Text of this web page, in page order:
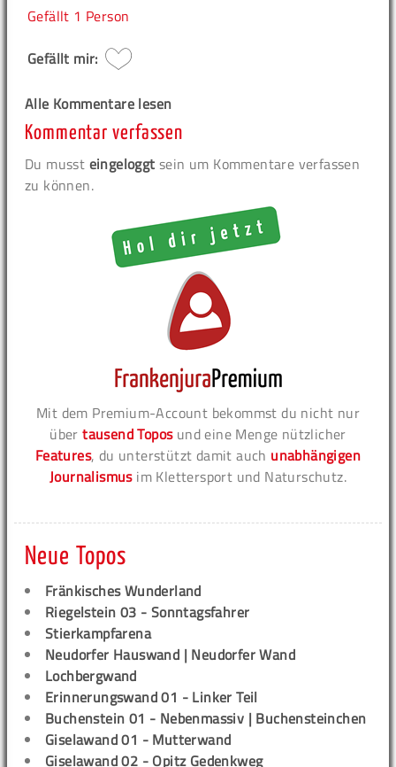
Gefällt 1 Person
Gefällt mir:
Alle Kommentare lesen
Kommentar verfassen
Du musst eingeloggt sein um Kommentare verfassen
zu können.
Mit dem Premium-Account bekommst du nicht nur
übertausend Toposund eine Menge nützlicher
Features, du unterstützt damit auch unabhängigen
Journalismusim Klettersport und Naturschutz.
Neue Topos
Fränkisches Wunderland
Riegelstein 03 - Sonntagsfahrer
Stierkampfarena
Neudorfer Hauswand | Neudorfer Wand
Lochbergwand
Erinnerungswand 01 - Linker Teil
Buchenstein 01 - Nebenmassiv | Buchensteinchen
Giselawand 01 - Mutterwand
Giselawand 02 - Opitz Gedenkweg